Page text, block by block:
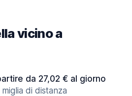
vicino a
da 27,02 € al giorno
di distanza